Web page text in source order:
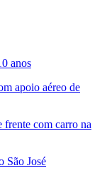
anos
apoio aéreo de
frente com carro na
São José